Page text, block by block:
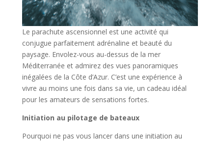
Le parachute ascensionnel est une activité qui
conjugue parfaitement adrénaline et beauté du
paysage. Envolez-vous au-dessus de la mer
Méditerranée et admirez des vues panoramiques
inégalées de la Côte d’Azur. C’est une expérience à
vivre au moins une fois dans sa vie, un cadeau idéal
pour les amateurs de sensations fortes.
Initiation au pilotage de bateaux
Pourquoi ne pas vous lancer dans une initiation au